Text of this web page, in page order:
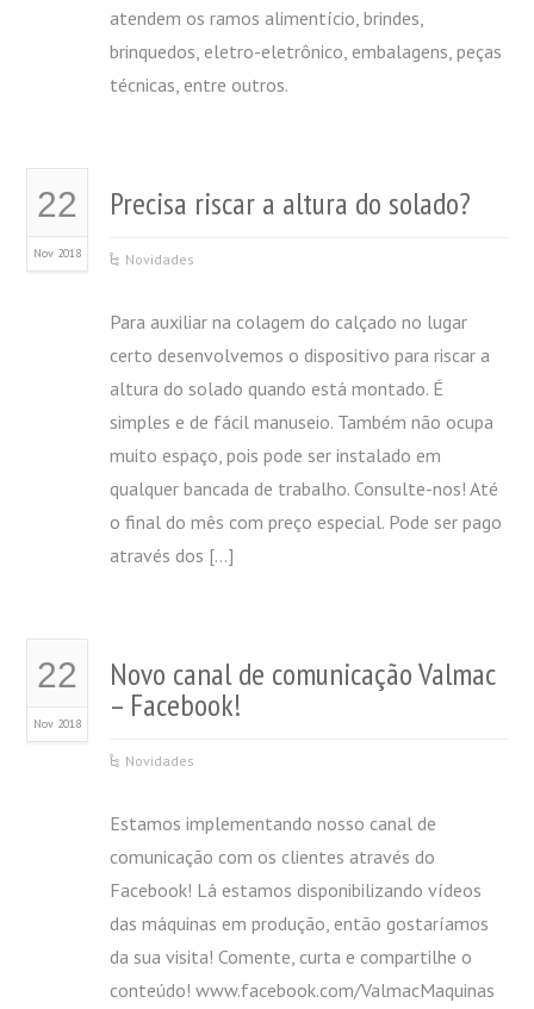
atendem os ramos alimentício, brindes,
brinquedos, eletro-eletrônico, embalagens, peças
técnicas, entre outros.
22
Nov 2018
Precisa riscar a altura do solado?
Novidades
Para auxiliar na colagem do calçado no lugar
certo desenvolvemos o dispositivo para riscar a
altura do solado quando está montado. É
simples e de fácil manuseio. Também não ocupa
muito espaço, pois pode ser instalado em
qualquer bancada de trabalho. Consulte-nos! Até
o final do mês com preço especial. Pode ser pago
através dos […]
22
Nov 2018
Novo canal de comunicação Valmac
– Facebook!
Novidades
Estamos implementando nosso canal de
comunicação com os clientes através do
Facebook! Lá estamos disponibilizando vídeos
das máquinas em produção, então gostaríamos
da sua visita! Comente, curta e compartilhe o
conteúdo! www.facebook.com/ValmacMaquinas